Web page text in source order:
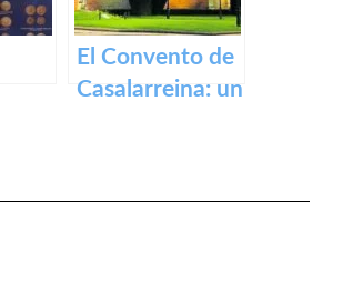
El Convento de
Casalarreina: un